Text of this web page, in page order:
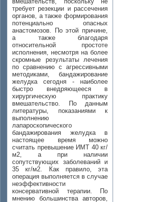
требует резекции и рассечения
органов, а также формирования
потенциально опасных
анастомозов. По этой причине,
а также благодаря
относительной простоте
исполнения, несмотря на более
скромные результаты лечения
по сравнению с агрессивными
методиками, бандажирование
желудка сегодня - наиболее
быстро внедряющееся в
хирургическую практику
вмешательство. По данным
литературы, показаниями к
выполнению
лапароскопического
бандажирования желудка в
настоящее время можно
считать превышение ИМТ 40 кг/
м2, а при наличии
сопутствующих заболеваний и
35 кг/м2. Как правило, эта
операция выполняется в случае
неэффективности
консервативной терапии. По
мнению большинства авторов,